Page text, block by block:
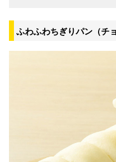
ふわふわちぎりパン（チ